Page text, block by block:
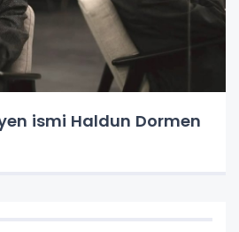
ismi Haldun Dormen